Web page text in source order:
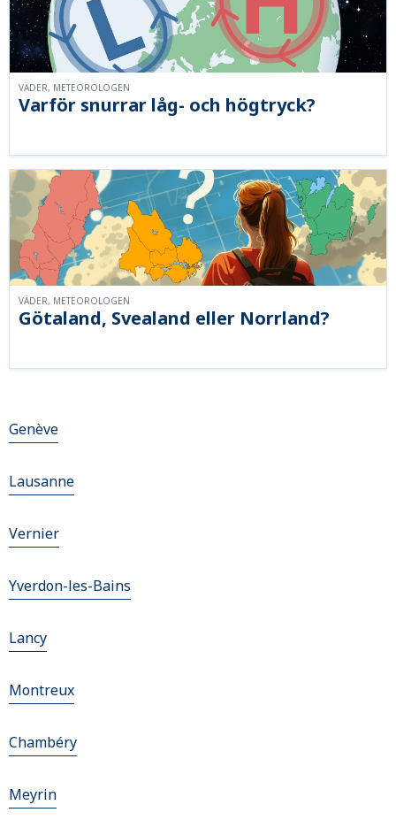
Varför snurrar låg- och högtryck?
VÄDER, METEOROLOGEN
Götaland, Svealand eller Norrland?
VÄDER, METEOROLOGEN
Genève
Lausanne
Vernier
Yverdon-les-Bains
Lancy
Montreux
Chambéry
Meyrin